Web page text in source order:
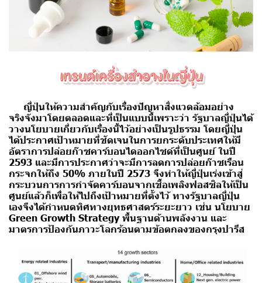
ญี่ปุ่นให้ความสำคัญกับเรื่องปัญหาสิ่งแวดล้อมอย่าง
จริงจังมาโดยตลอดและที่เป็นแบบนี้เพราะว่า รัฐบาลญี่ปุ่นได้
วางนโยบายเกี่ยวกับเรื่องนี้ไว้อย่างเป็นรูปธรรม โดยญี่ปุ่น
ได้ประกาศเป้าหมายที่ชัดเจนในการยกระดับประเทศให้มี
อัตราการปล่อยก๊าซคาร์บอนไดออกไซด์ที่เป็นศูนย์ ในปี
2593 และมีการประกาศว่าจะมีการลดการปล่อยก๊าซเรือน
กระจกให้ถึง 50% ภายในปี 2573 จึงทำให้ญี่ปุ่นเร่งเข้าสู่
กระบวนการการกำจัดคาร์บอนจากเชื้อเพลิงฟอสซิลให้เป็น
ศูนย์แล้วก็เพื่อให้ไปถึงเป้าหมายที่ตั้งไว้ ทางรัฐบาลญี่ปุ่น
เองจึงได้กำหนดทิศทางยุทธศาสตร์ระยะยาว เช่น นโยบาย
Green Growth Strategy พื้นฐานด้านพลังงาน และ
มาตรการป้องกันภาวะโลกร้อนตามข้อตกลงของกรุงปารีส